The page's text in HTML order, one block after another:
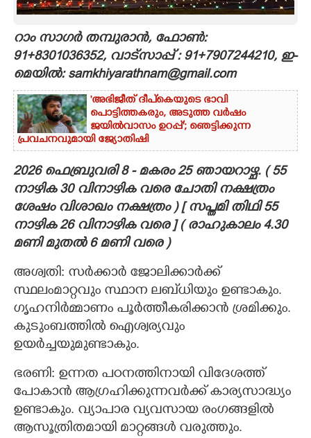
ASTRO
CARTOONS
LITERATURE
ZOOM
CONTACT US
റാം സാഗർ തമ്പുരാൻ, ഫോൺ:
91+8301036352, വാട്സാപ്പ് : 91+7907244210, ഇ-
മെയിൽ: samkhiyarathnam@gmail.com
'അഭിജീത് ദീപ്‌കെയുടെ ഭാവി
പൊട്ടിത്തകരും, അടുത്ത വർഷം
ജയിൽവാസം ഉറപ്പ്'; ഞെട്ടിക്കുന്ന
പ്രവചനവുമായി ജ്യോതിഷി
2026 ഫെബ്രുവരി 8 - മകരം 25 ഞായറാഴ്ച. ( 55
നാഴിക 30 വിനാഴിക വരെ ചോതി നക്ഷത്രം
ശേഷം വിശാഖം നക്ഷത്രം ) [ സപ്തമി തിഥി 55
നാഴിക 26 വിനാഴിക വരെ ] ( രാഹുകാലം 4.30
മണി മുതൽ 6 മണി വരെ )
അശ്വതി: സർക്കാർ ജോലിക്കാർക്ക്
സ്ഥലംമാറ്റവും സ്ഥാന ലബ്‌ധിയും ഉണ്ടാകും.
ഗൃഹനിർമ്മാണം പൂർത്തീകരിക്കാൻ ശ്രമിക്കും.
കുടുംബത്തിൽ ഐശ്വര്യവും
ഉയർച്ചയുമുണ്ടാകും.
ഭരണി: ഉന്നത പഠനത്തിനായി വിദേശത്ത്
പോകാൻ ആഗ്രഹിക്കുന്നവർക്ക് കാര്യസാദ്ധ്യം
ഉണ്ടാകും. വ്യാപാര വ്യവസായ രംഗങ്ങളിൽ
ആസൂത്രിതമായി മാറ്റങ്ങൾ വരുത്തും.